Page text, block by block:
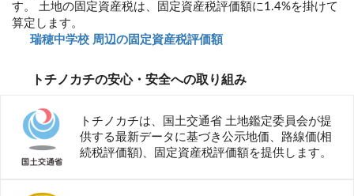
す。 土地の固定資産税は、固定資産税評価額に1.4%を掛けて
算定します。
瑞穂中学校 周辺の固定資産税評価額
トチノカチの安心・安全への取り組み
トチノカチは、国土交通省 土地鑑定委員会が提
供する最新データに基づき公示地価、路線価(相
続税評価額)、固定資産税評価額を提供します。